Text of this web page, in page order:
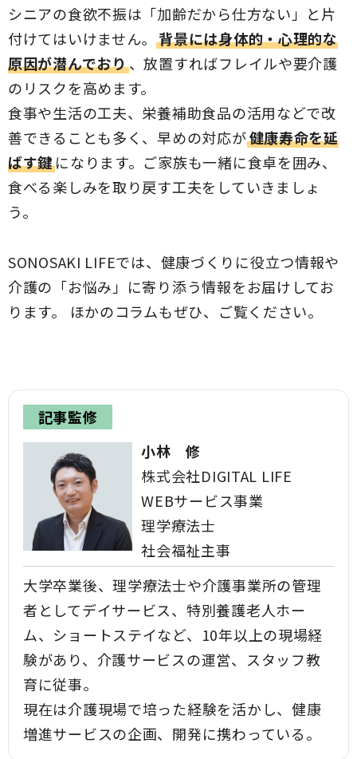
シニアの食欲不振は「加齢だから仕方ない」と片
付けてはいけません。背景には身体的・心理的な
原因が潜んでおり、放置すればフレイルや要介護
のリスクを高めます。
食事や生活の工夫、栄養補助食品の活用などで改
善できることも多く、早めの対応が健康寿命を延
ばす鍵になります。ご家族も一緒に食卓を囲み、
食べる楽しみを取り戻す工夫をしていきましょ
う。
SONOSAKI LIFEでは、健康づくりに役立つ情報や
介護の「お悩み」に寄り添う情報をお届けしてお
ります。 ほかのコラムもぜひ、ご覧ください。
記事監修
小林 修
株式会社DIGITAL LIFE
WEBサービス事業
理学療法士
社会福祉主事
大学卒業後、理学療法士や介護事業所の管理
者としてデイサービス、特別養護老人ホー
ム、ショートステイなど、10年以上の現場経
験があり、介護サービスの運営、スタッフ教
育に従事。
現在は介護現場で培った経験を活かし、健康
増進サービスの企画、開発に携わっている。